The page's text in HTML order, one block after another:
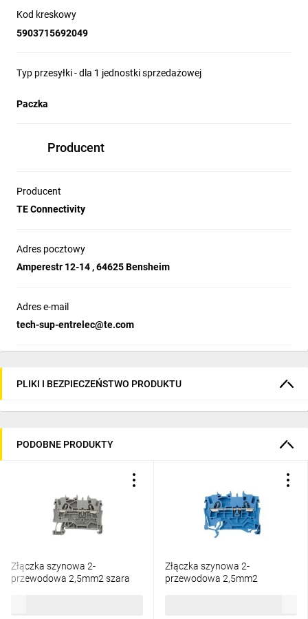
Kod kreskowy
5903715692049
Typ przesyłki - dla 1 jednostki sprzedażowej
Paczka
Producent
Producent
TE Connectivity
Adres pocztowy
Amperestr 12-14 , 64625 Bensheim
Adres e-mail
tech-sup-entrelec@te.com
PLIKI I BEZPIECZEŃSTWO PRODUKTU
PODOBNE PRODUKTY
Złączka szynowa 2-
przewodowa 2,5mm2 szara
Złączka szynowa 2-
przewodowa 2,5mm2